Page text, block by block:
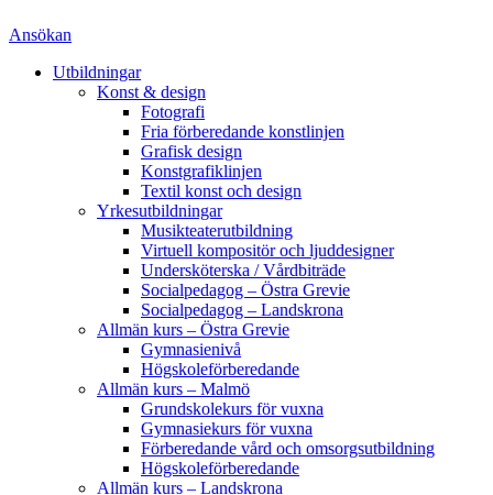
Ansökan
Utbildningar
Konst & design
Fotografi
Fria förberedande konstlinjen
Grafisk design
Konstgrafiklinjen
Textil konst och design
Yrkesutbildningar
Musikteaterutbildning
Virtuell kompositör och ljuddesigner
Undersköterska / Vårdbiträde
Socialpedagog – Östra Grevie
Socialpedagog – Landskrona
Allmän kurs – Östra Grevie
Gymnasienivå
Högskoleförberedande
Allmän kurs – Malmö
Grundskolekurs för vuxna
Gymnasiekurs för vuxna
Förberedande vård och omsorgsutbildning
Högskoleförberedande
Allmän kurs – Landskrona